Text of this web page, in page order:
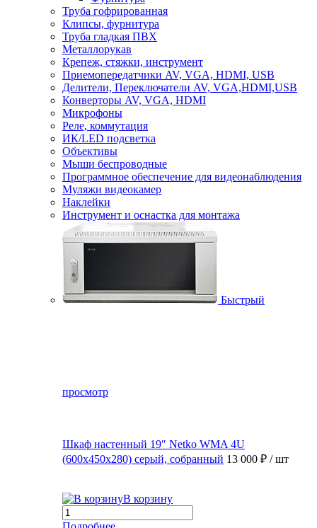
Труба гофрированная
Клипсы, фурнитура
Труба гладкая ПВХ
Металлорукав
Крепеж, стяжки, инструмент
Приемопередатчики AV, VGA, HDMI, USB
Делители, Переключатели AV, VGA,HDMI,USB
Конверторы AV, VGA, HDMI
Микрофоны
Реле, коммутация
ИК/LED подсветка
Объективы
Мыши беспроводные
Программное обеспечение для видеонаблюдения
Муляжи видеокамер
Наклейки
Инструмент и оснастка для монтажа
Быстрый
просмотр
Шкаф настенный 19″ Netko WMA 4U
(600x450x280) серый, собранный 13 000 ₽ / шт
В корзину